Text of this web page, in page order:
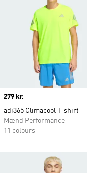
Price
279 kr.
adi365 Climacool T-shirt
Mænd Performance
11 colours